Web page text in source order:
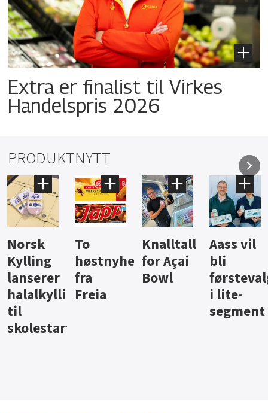
Extra er finalist til Virkes
Handelspris 2026
PRODUKTNYTT
Knalltall
for Açai
Bowl
bli
førstevalg
i lite-
Brus og
jus fra
Berentsen
Hard
Hansa